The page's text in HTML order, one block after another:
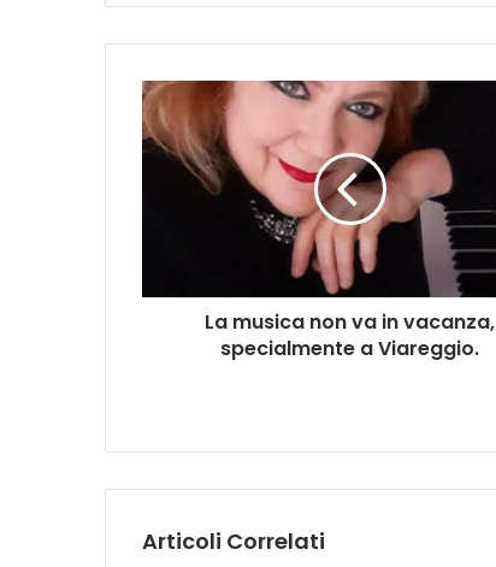
L
a
m
n
a
La musica non va in vacanza,
specialmente a Viareggio.
Articoli Correlati